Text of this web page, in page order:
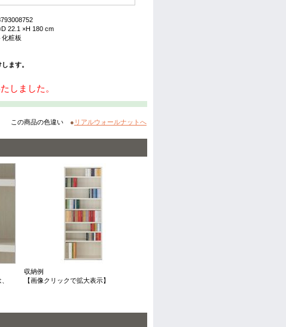
22.1 ×H 180 cm
粧板
ます。
しました。
この商品の色違い ● リアルウォールナットへ
収納例
【画像クリックで拡大表示】